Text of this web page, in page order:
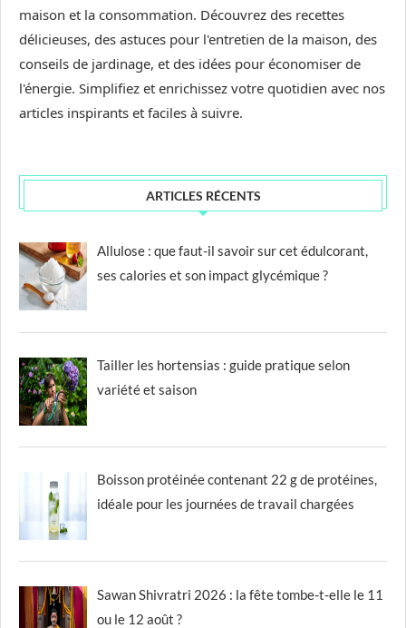
maison et la consommation. Découvrez des recettes
délicieuses, des astuces pour l'entretien de la maison, des
conseils de jardinage, et des idées pour économiser de
l'énergie. Simplifiez et enrichissez votre quotidien avec nos
articles inspirants et faciles à suivre.
ARTICLES RÉCENTS
Allulose : que faut-il savoir sur cet édulcorant,
ses calories et son impact glycémique ?
Tailler les hortensias : guide pratique selon
variété et saison
Boisson protéinée contenant 22 g de protéines,
idéale pour les journées de travail chargées
Sawan Shivratri 2026 : la fête tombe-t-elle le 11
ou le 12 août ?